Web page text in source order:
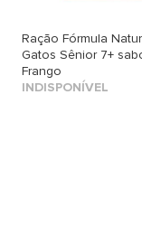
Ração Fórmula
Gatos Sênior 7+
Frango
INDISPONÍVEL